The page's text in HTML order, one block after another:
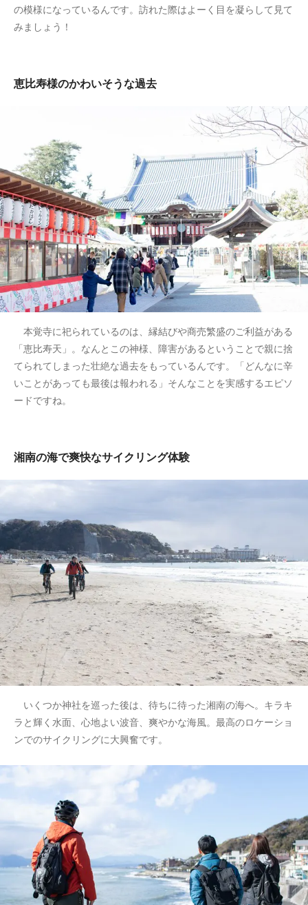
の模様になっているんです。訪れた際はよーく目を凝らして見て
みましょう！
恵比寿様のかわいそうな過去
本覚寺に祀られているのは、縁結びや商売繁盛のご利益がある
「恵比寿天」。なんとこの神様、障害があるということで親に捨
てられてしまった壮絶な過去をもっているんです。「どんなに辛
いことがあっても最後は報われる」そんなことを実感するエピソ
ードですね。
湘南の海で爽快なサイクリング体験
いくつか神社を巡った後は、待ちに待った湘南の海へ。キラキ
ラと輝く水面、心地よい波音、爽やかな海風。最高のロケーショ
ンでのサイクリングに大興奮です。